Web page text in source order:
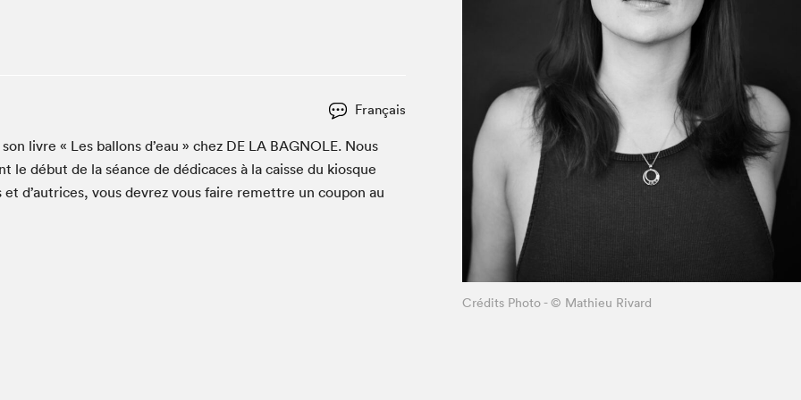
Le Salon dans ta classe
Liseur Public
Matinées scolaires Hydro-Québec
À propos du Salon
Liste des exposant·e·s
Liste des auteur·rice·s
Français
livre « Les bal­lons d’eau » chez DE LA BAG­NOLE. Nous
le début de la séance de dédi­caces à la caisse du kiosque
d’autrices, vous devrez vous faire remet­tre un coupon au
Crédits Photo - © Mathieu Rivard